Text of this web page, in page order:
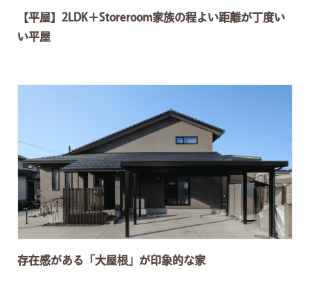
【平屋】2LDK＋Storeroom家族の程よい距離が丁度い
い平屋
存在感がある「大屋根」が印象的な家